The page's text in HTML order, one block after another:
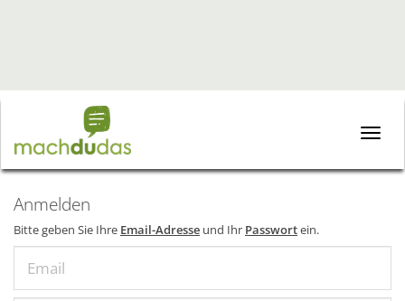
Toggle
Anmelden
Bitte geben Sie Ihre Email-Adresse und Ihr Passwortein.